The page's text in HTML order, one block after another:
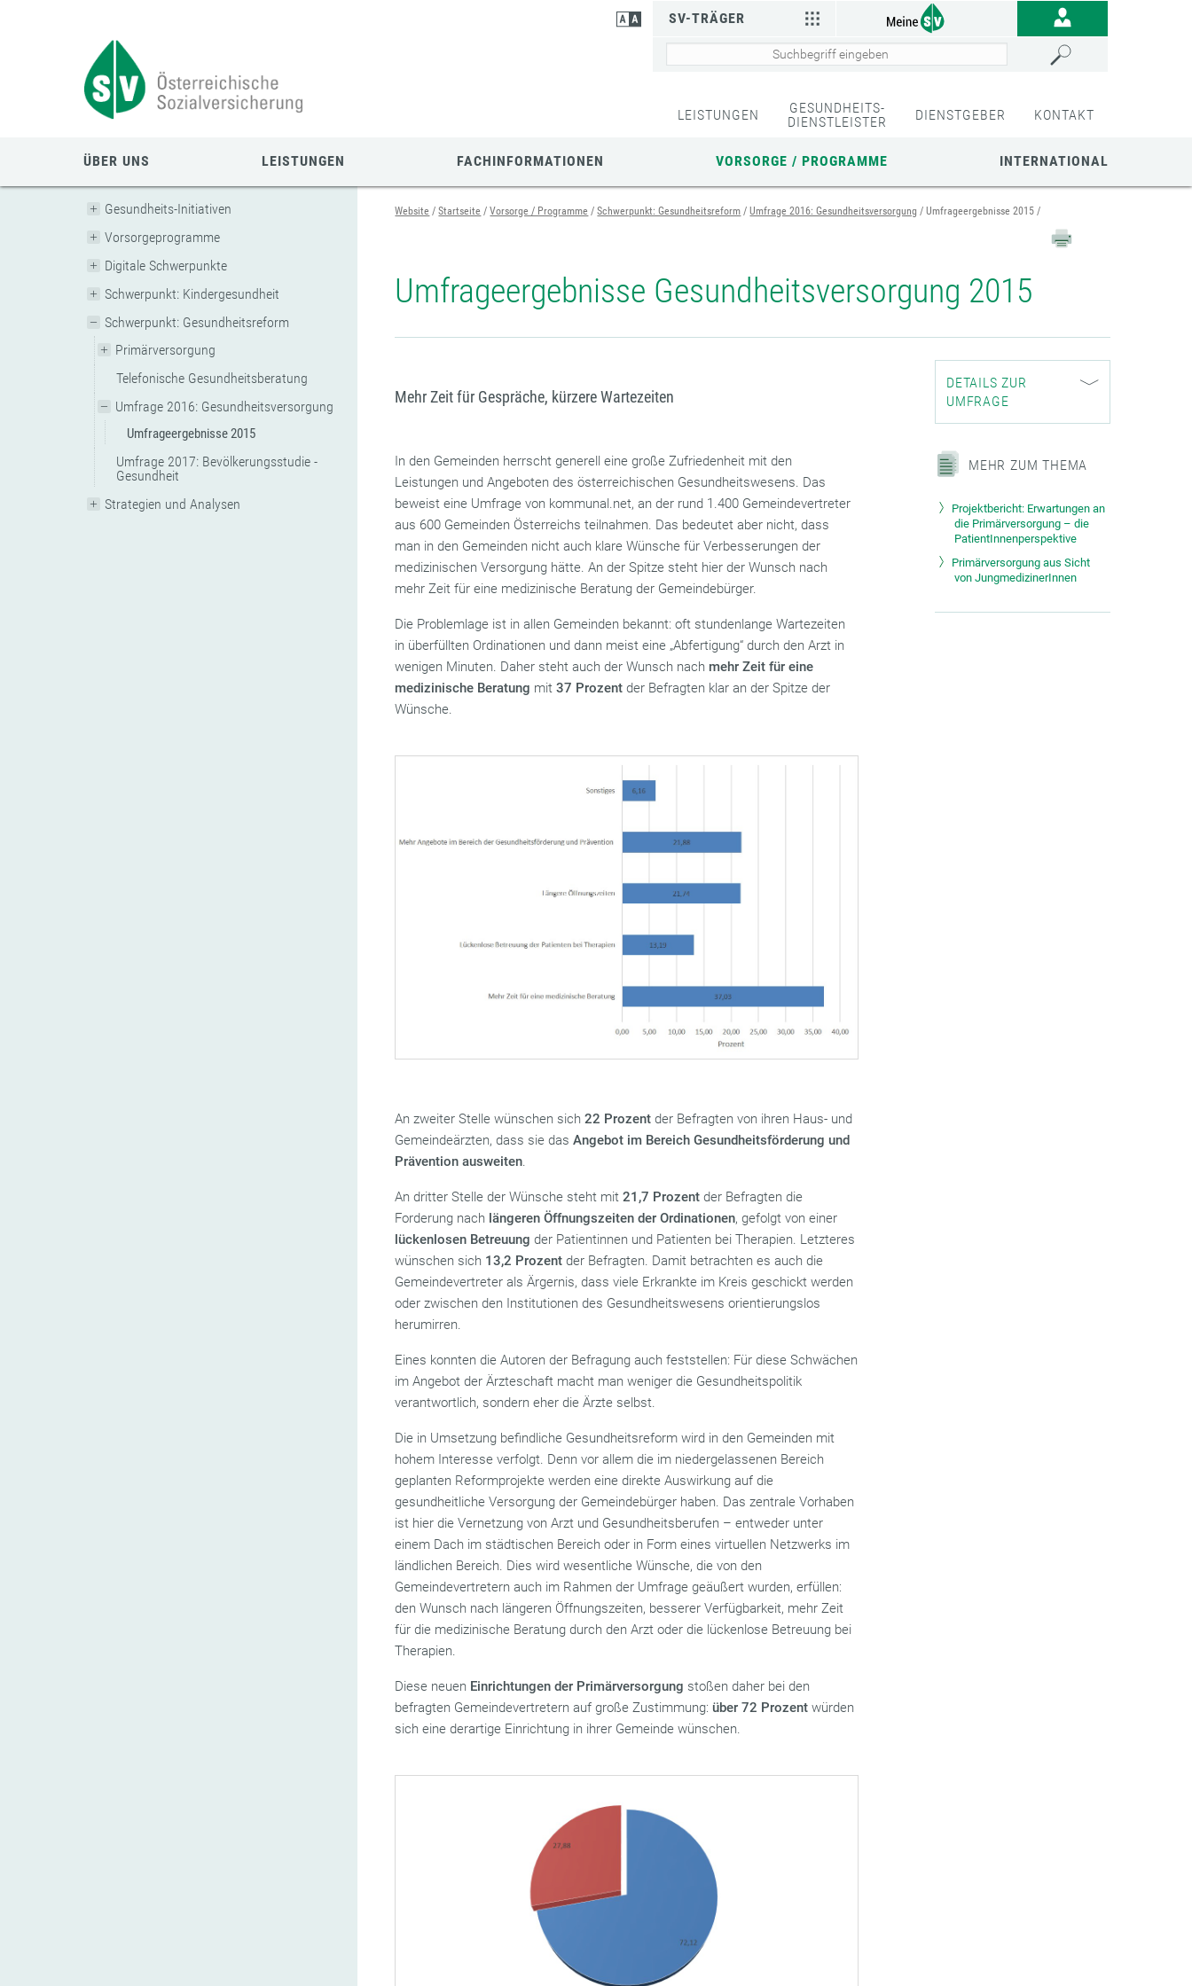
SV-TRÄGER
LEISTUNGEN
GESUNDHEITS-
DIENSTLEISTER
DIENSTGEBER KONTAKT
ÜBER UNS LEISTUNGEN FACHINFORMATIONEN VORSORGE / PROGRAMME INTERNATIONAL
Gesundheits-Initiativen
Vorsorgeprogramme
Digitale Schwerpunkte
Schwerpunkt: Kindergesundheit
Schwerpunkt: Gesundheitsreform
Primärversorgung
Telefonische Gesundheitsberatung
Umfrage 2016: Gesundheitsversorgung
Umfrageergebnisse 2015
Umfrage 2017: Bevölkerungsstudie -
Gesundheit
Strategien und Analysen
Website Startseite Vorsorge / Programme Schwerpunkt: Gesundheitsreform Umfrage 2016: Gesundheitsversorgung Umfrageergebnisse 2015
Umfrageergebnisse Gesundheitsversorgung 2015
Mehr Zeit für Gespräche, kürzere Wartezeiten
In den Gemeinden herrscht generell eine große Zufriedenheit mit den
Leistungen und Angeboten des österreichischen Gesundheitswesens. Das
beweist eine Umfrage von kommunal.net, an der rund 1.400 Gemeindevertreter
aus 600 Gemeinden Österreichs teilnahmen. Das bedeutet aber nicht, dass
man in den Gemeinden nicht auch klare Wünsche für Verbesserungen der
medizinischen Versorgung hätte. An der Spitze steht hier der Wunsch nach
mehr Zeit für eine medizinische Beratung der Gemeindebürger.
Die Problemlage ist in allen Gemeinden bekannt: oft stundenlange Wartezeiten
in überfüllten Ordinationen und dann meist eine „Abfertigung“ durch den Arzt in
wenigen Minuten. Daher steht auch der Wunsch nach mehr Zeit für eine
medizinische Beratung mit37 Prozent der Befragten klar an der Spitze der
Wünsche.
An zweiter Stelle wünschen sich22 Prozent der Befragten von ihren Haus- und
Gemeindeärzten, dass sie dasAngebot im Bereich Gesundheitsförderung und
Prävention ausweiten.
An dritter Stelle der Wünsche steht mit21,7 Prozentder Befragten die
Forderung nach längeren Öffnungszeiten der Ordinationen, gefolgt von einer
lückenlosen Betreuung der Patientinnen und Patienten bei Therapien. Letzteres
wünschen sich 13,2 Prozent der Befragten. Damit betrachten es auch die
Gemeindevertreter als Ärgernis, dass viele Erkrankte im Kreis geschickt werden
oder zwischen den Institutionen des Gesundheitswesens orientierungslos
herumirren.
Eines konnten die Autoren der Befragung auch feststellen: Für diese Schwächen
im Angebot der Ärzteschaft macht man weniger die Gesundheitspolitik
verantwortlich, sondern eher die Ärzte selbst.
Die in Umsetzung befindliche Gesundheitsreform wird in den Gemeinden mit
hohem Interesse verfolgt. Denn vor allem die im niedergelassenen Bereich
geplanten Reformprojekte werden eine direkte Auswirkung auf die
gesundheitliche Versorgung der Gemeindebürger haben. Das zentrale Vorhaben
ist hier die Vernetzung von Arzt und Gesundheitsberufen – entweder unter
einem Dach im städtischen Bereich oder in Form eines virtuellen Netzwerks im
ländlichen Bereich. Dies wird wesentliche Wünsche, die von den
Gemeindevertretern auch im Rahmen der Umfrage geäußert wurden, erfüllen:
den Wunsch nach längeren Öffnungszeiten, besserer Verfügbarkeit, mehr Zeit
für die medizinische Beratung durch den Arzt oder die lückenlose Betreuung bei
Therapien.
Diese neuen Einrichtungen der Primärversorgung stoßen daher bei den
befragten Gemeindevertretern auf große Zustimmung: über 72 Prozent würden
sich eine derartige Einrichtung in ihrer Gemeinde wünschen.
DETAILS ZUR
UMFRAGE
MEHR ZUM THEMA
Projektbericht: Erwartungen an
die Primärversorgung – die
PatientInnenperspektive
Primärversorgung aus Sicht
von JungmedizinerInnen